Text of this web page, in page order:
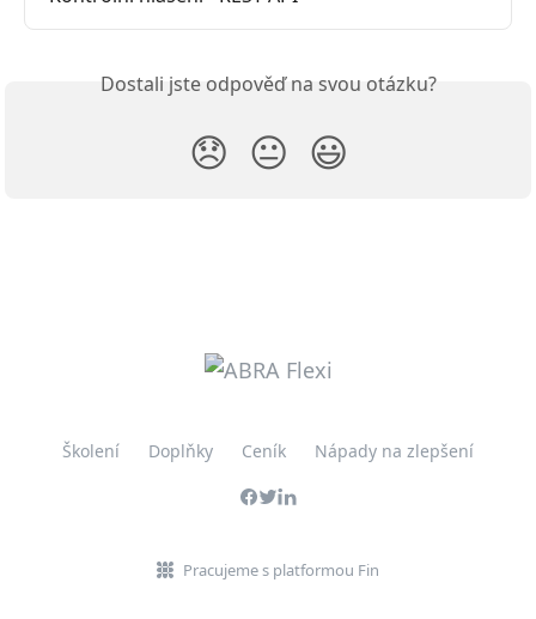
Dostali jste odpověď na svou otázku?
😞 😐 😃
Školení Doplňky Ceník Nápady na zlepšení
Pracujeme s platformou Fin